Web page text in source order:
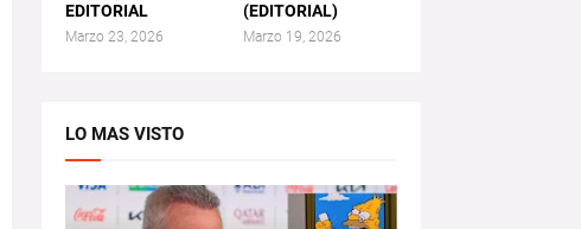
EDITORIAL
Marzo 23, 2026
(EDITORIAL)
Marzo 19, 2026
LO MAS VISTO